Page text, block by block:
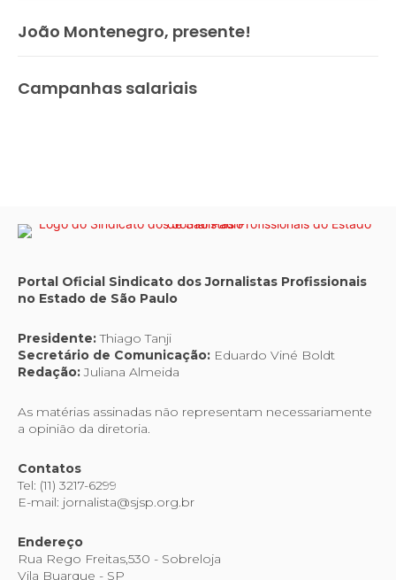
João Montenegro, presente!
Campanhas salariais
Portal Oficial Sindicato dos Jornalistas Profissionais
no Estado de São Paulo
Presidente:Thiago Tanji
Secretário de Comunicação: Eduardo Viné Boldt
Redação:Juliana Almeida
As matérias assinadas não representam necessariamente
a opinião da diretoria.
Contatos
Tel: (11) 3217-6299
E-mail: jornalista@sjsp.org.br
Endereço
Rua Rego Freitas,530 - Sobreloja
Vila Buarque - SP